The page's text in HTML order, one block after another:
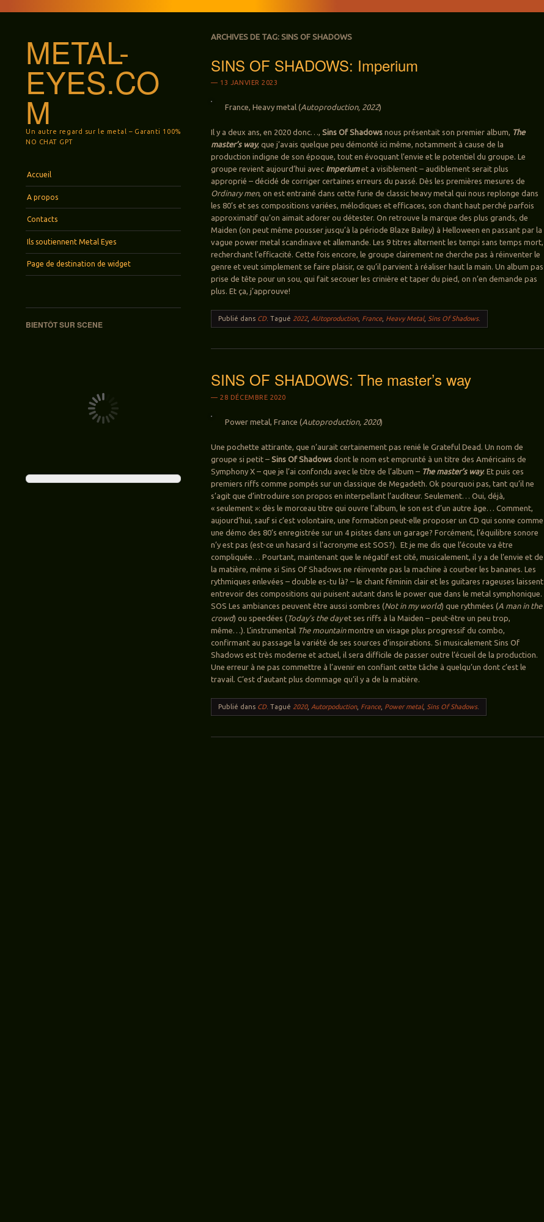
METAL-
EYES.CO
M
Un autre regard sur le metal – Garanti 100%
NO CHAT GPT
Aller au contenu principal
Accueil
A propos
Contacts
Ils soutiennent Metal Eyes
Page de destination de widget
BIENTÔT SUR SCENE
ARCHIVES DE TAG:SINS OF SHADOWS
SINS OF SHADOWS: Imperium
13 JANVIER 2023
France, Heavy metal (Autoproduction, 2022)
Il y a deux ans, en 2020 donc…,Sins Of Shadows nous présentait son premier album, The
master’s way, que j’avais quelque peu démonté ici même, notamment à cause de la
production indigne de son époque, tout en évoquant l’envie et le potentiel du groupe. Le
groupe revient aujourd’hui avec Imperiumet a visiblement – audiblement serait plus
approprié – décidé de corriger certaines erreurs du passé. Dès les premières mesures de
Ordinary men, on est entrainé dans cette furie de classic heavy metal qui nous replonge dans
les 80’s et ses compositions variées, mélodiques et efficaces, son chant haut perché parfois
approximatif qu’on aimait adorer ou détester. On retrouve la marque des plus grands, de
Maiden (on peut même pousser jusqu’à la période Blaze Bailey) à Helloween en passant par la
vague power metal scandinave et allemande. Les 9 titres alternent les tempi sans temps mort,
recherchant l’efficacité. Cette fois encore, le groupe clairement ne cherche pas à réinventer le
genre et veut simplement se faire plaisir, ce qu’il parvient à réaliser haut la main. Un album pas
prise de tête pour un sou, qui fait secouer les crinière et taper du pied, on n’en demande pas
plus. Et ça, j’approuve!
Publié dans CD.Tagué 2022, AUtoproduction, France, Heavy Metal, Sins Of Shadows.
SINS OF SHADOWS: The master’s way
28 DÉCEMBRE 2020
Power metal, France (Autoproduction, 2020)
Une pochette attirante, que n’aurait certainement pas renié le Grateful Dead. Un nom de
groupe si petit – Sins Of Shadows dont le nom est emprunté à un titre des Américains de
Symphony X – que je l’ai confondu avec le titre de l’album – The master’s way. Et puis ces
premiers riffs comme pompés sur un classique de Megadeth. Ok pourquoi pas, tant qu’il ne
s’agit que d’introduire son propos en interpellant l’auditeur. Seulement… Oui, déjà,
« seulement »: dès le morceau titre qui ouvre l’album, le son est d’un autre âge… Comment,
aujourd’hui, sauf si c’est volontaire, une formation peut-elle proposer un CD qui sonne comme
une démo des 80’s enregistrée sur un 4 pistes dans un garage? Forcément, l’équilibre sonore
n’y est pas (est-ce un hasard si l’acronyme est SOS?). Et je me dis que l’écoute va être
compliquée… Pourtant, maintenant que le négatif est cité, musicalement, il y a de l’envie et de
la matière, même si Sins Of Shadows ne réinvente pas la machine à courber les bananes. Les
rythmiques enlevées – double es-tu là? – le chant féminin clair et les guitares rageuses laissent
entrevoir des compositions qui puisent autant dans le power que dans le metal symphonique.
SOS Les ambiances peuvent être aussi sombres (Not in my world) que rythmées (A man in the
crowd) ou speedées (Today’s the dayet ses riffs à la Maiden – peut-être un peu trop,
même…). L’instrumental The mountainmontre un visage plus progressif du combo,
confirmant au passage la variété de ses sources d’inspirations. Si musicalement Sins Of
Shadows est très moderne et actuel, il sera difficile de passer outre l’écueil de la production.
Une erreur à ne pas commettre à l’avenir en confiant cette tâche à quelqu’un dont c’est le
travail. C’est d’autant plus dommage qu’il y a de la matière.
Publié dans CD.Tagué 2020, Autorpoduction, France, Power metal, Sins Of Shadows.